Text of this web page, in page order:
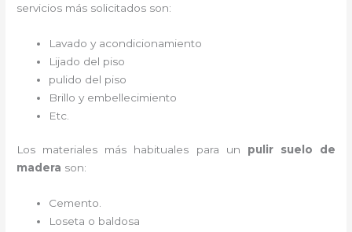
servicios más solicitados son:
Lavado y acondicionamiento
Lijado del piso
pulido del piso
Brillo y embellecimiento
Etc.
Los materiales más habituales para un pulir suelo de
madera son:
Cemento.
Loseta o baldosa